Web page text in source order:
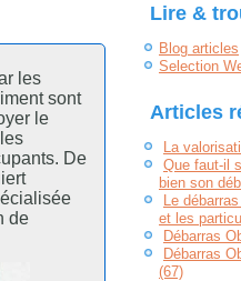
les
sont
le
De
de
Lire &
Blog articles
Selection
Articles
La
Que faut-il
bien son
Le
et les
Débarras
Débarras
(67)